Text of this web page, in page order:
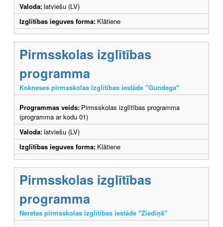
Valoda:latviešu (LV)
Izglītības ieguves forma: Klātiene
Pirmsskolas izglītības
programma
Kokneses pirmsskolas izglītības iestāde "Gundega"
Programmas veids: Pirmsskolas izglītības programma
(programma ar kodu 01)
Valoda:latviešu (LV)
Izglītības ieguves forma: Klātiene
Pirmsskolas izglītības
programma
Neretas pirmsskolas izglītības iestāde "Ziediņš"